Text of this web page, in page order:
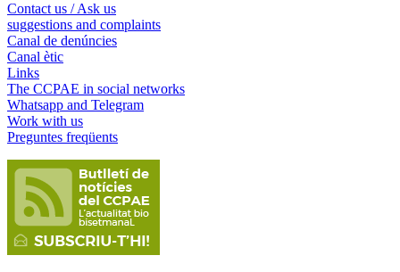
Contact us / Ask us
suggestions and complaints
Canal de denúncies
Canal ètic
Links
The CCPAE in social networks
Whatsapp and Telegram
Work with us
Preguntes freqüents